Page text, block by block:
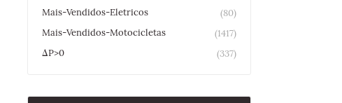
Mais-Vendidos-Eletricos
(80)
Mais-Vendidos-Motocicletas
(1417)
ΔP>0
(337)